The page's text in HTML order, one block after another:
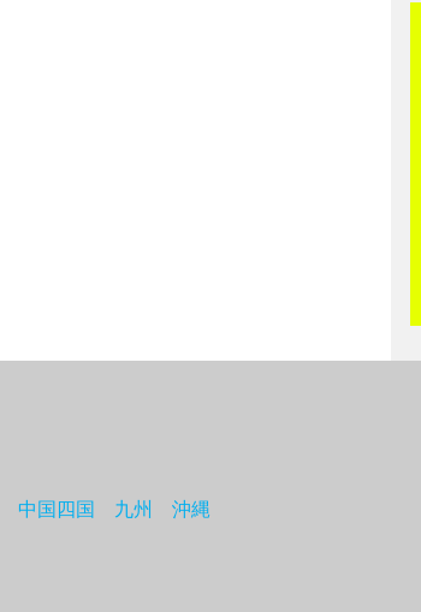
中国四国 九州 沖縄